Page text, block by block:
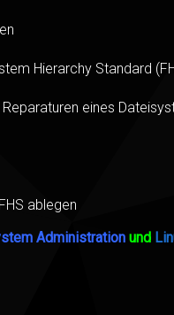
Hierarchy Standard
eines
ablegen
Administration und